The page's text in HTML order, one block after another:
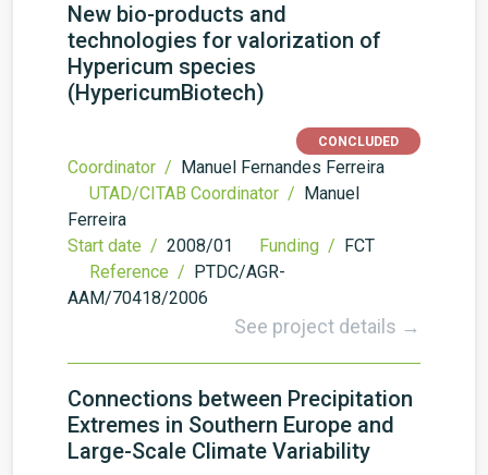
New bio-products and
technologies for valorization of
Hypericum species
(HypericumBiotech)
CONCLUDED
Coordinator / Manuel Fernandes Ferreira
UTAD/CITAB Coordinator / Manuel
Ferreira
Start date / 2008/01 Funding / FCT
Reference / PTDC/AGR-
AAM/70418/2006
See project details →
Connections between Precipitation
Extremes in Southern Europe and
Large-Scale Climate Variability